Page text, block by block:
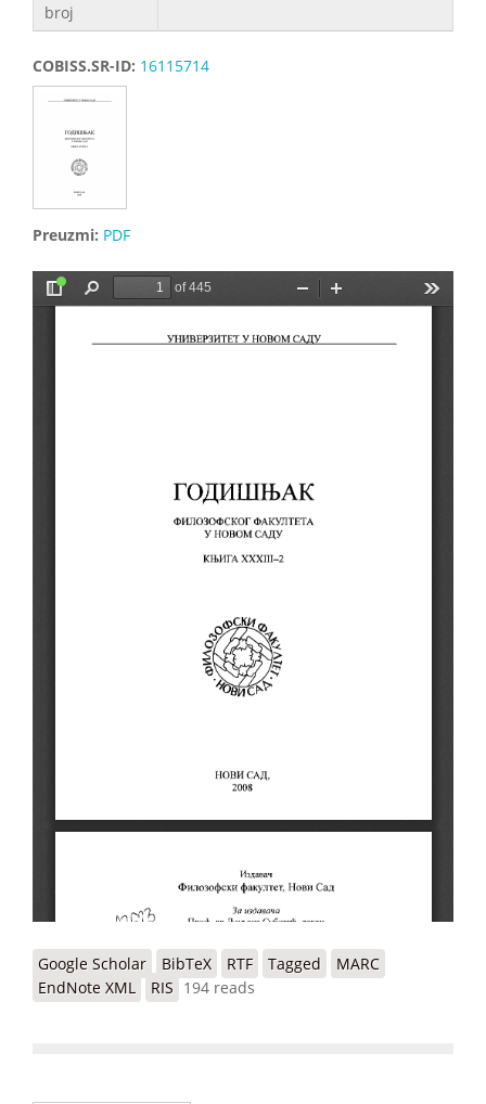
broj
COBISS.SR-ID: 16115714
Preuzmi: PDF
Google Scholar BibTeX RTF Tagged
MARC
EndNote XML
RIS 194 reads